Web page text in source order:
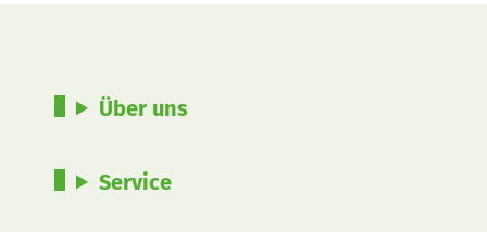
Über uns
Service